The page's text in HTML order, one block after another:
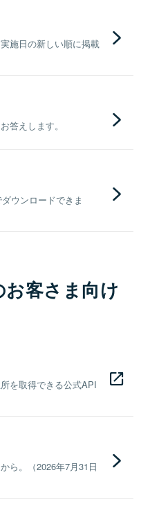
施日の新しい順に掲載
答えします。
ウンロードできま
お客さま向け
を取得できる公式API
ら。（2026年7月31日